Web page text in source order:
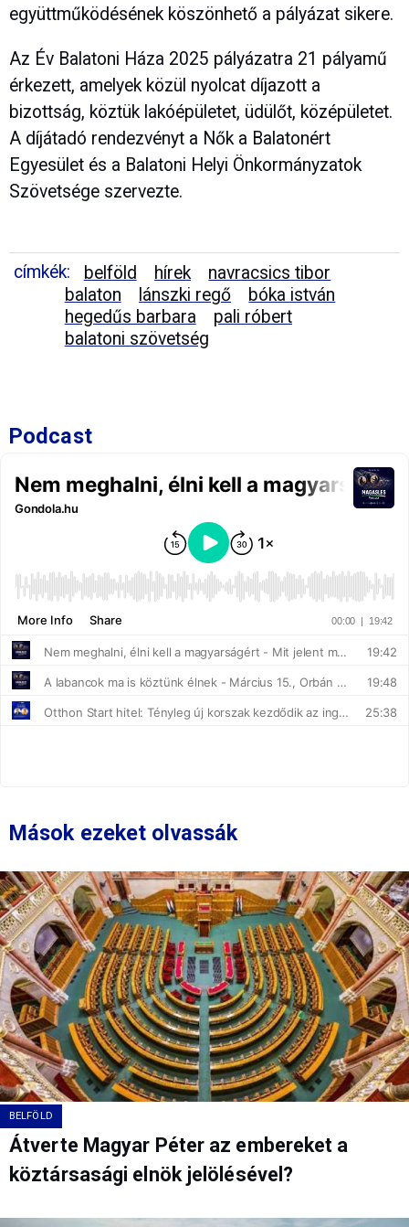
együttműködésének köszönhető a pályázat sikere.
Az Év Balatoni Háza 2025 pályázatra 21 pályamű
érkezett, amelyek közül nyolcat díjazott a
bizottság, köztük lakóépületet, üdülőt, középületet.
A díjátadó rendezvényt a Nők a Balatonért
Egyesület és a Balatoni Helyi Önkormányzatok
Szövetsége szervezte.
címkék: belföld hírek
navracsics tibor
balaton
lánszki regő
bóka istván
hegedűs barbara
pali róbert
balatoni szövetség
Podcast
Mások ezeket olvassák
BELFÖLD
Átverte Magyar Péter az embereket a
köztársasági elnök jelölésével?